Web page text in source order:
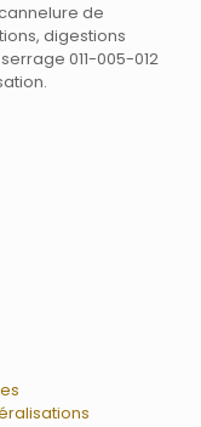
de
digestions
011-005-012